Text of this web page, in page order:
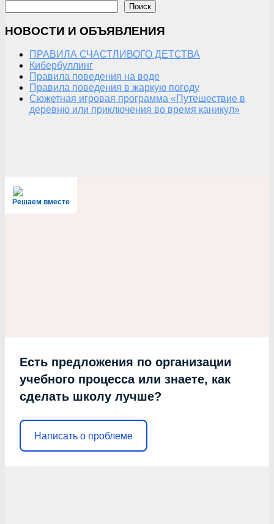
Поиск
НОВОСТИ И ОБЪЯВЛЕНИЯ
ПРАВИЛА СЧАСТЛИВОГО ДЕТСТВА
Кибербуллинг
Правила поведения на воде
Правила поведения в жаркую погоду
Сюжетная игровая программа «Путешествие в
деревню или приключения во время каникул»
Решаем вместе
Есть предложения по организации
учебного процесса или знаете, как
сделать школу лучше?
Написать о проблеме